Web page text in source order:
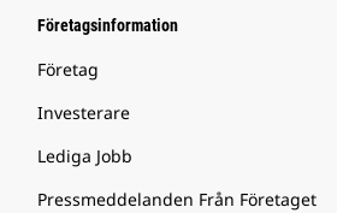
Företagsinformation
Företag
Investerare
Lediga Jobb
Pressmeddelanden Från Företaget